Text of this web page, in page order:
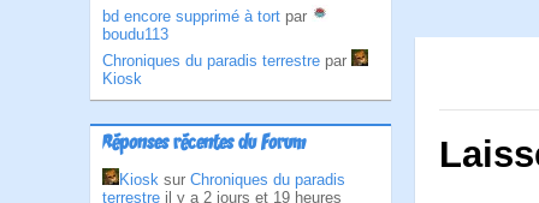
bd encore supprimé à tort par
boudu113
Chroniques du paradis terrestre par
Kiosk
Réponses récentes du Forum
Kiosk sur Chroniques du paradis
terrestre il y a 2 jours et 19 heures